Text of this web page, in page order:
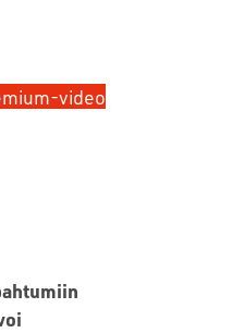
video